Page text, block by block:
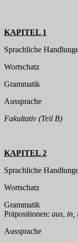
KAPITEL 1
Sprachliche
Wortschatz
Grammatik
Aussprache Die
Fakultativ (Teil B)
KAPITEL 2
Sprachliche
Wortschatz
Grammatik
Präpositionen: aus, in,